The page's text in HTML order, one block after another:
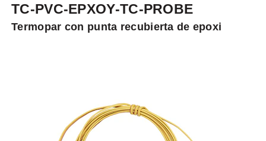
TC-PVC-EPXOY-TC-PROBE
Termopar con punta recubierta de epoxi